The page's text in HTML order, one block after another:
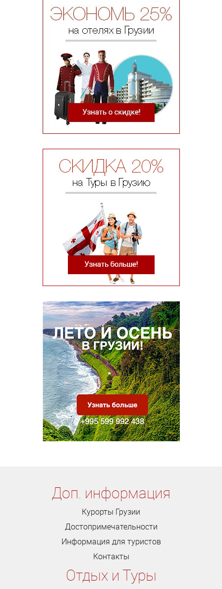
Доп. информация
Курорты Грузии
Достопримечательности
Информация для туристов
Контакты
Отдых и Туры